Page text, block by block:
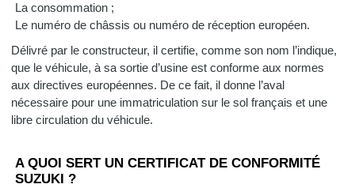
La consommation ;
Le numéro de châssis ou numéro de réception européen.
Délivré par le constructeur, il certifie, comme son nom l’indique,
que le véhicule, à sa sortie d’usine est conforme aux normes
aux directives européennes. De ce fait, il donne l’aval
nécessaire pour une immatriculation sur le sol français et une
libre circulation du véhicule.
A QUOI SERT UN CERTIFICAT DE CONFORMITÉ
SUZUKI ?